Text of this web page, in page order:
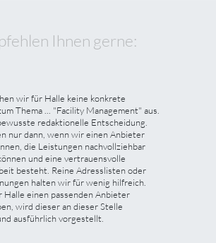
Ihnen gerne:
wir für Halle keine konkrete
Thema ... "Facility Management" aus.
redaktionelle Entscheidung.
nur dann, wenn wir einen Anbieter
die Leistungen nachvollziehbar
und eine vertrauensvolle
besteht. Reine Adresslisten oder
halten wir für wenig hilfreich.
Halle einen passenden Anbieter
wird dieser an dieser Stelle
ausführlich vorgestellt.